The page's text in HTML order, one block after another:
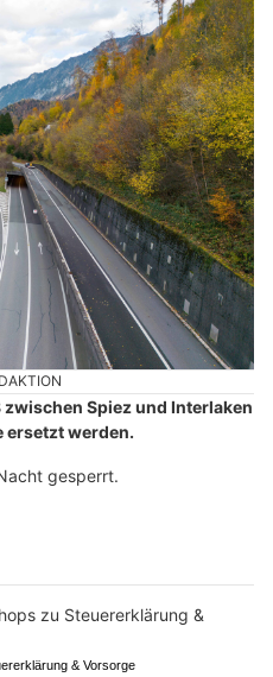
Spiez und Interlaken
ersetzt werden.
gesperrt.
& Vorsorge